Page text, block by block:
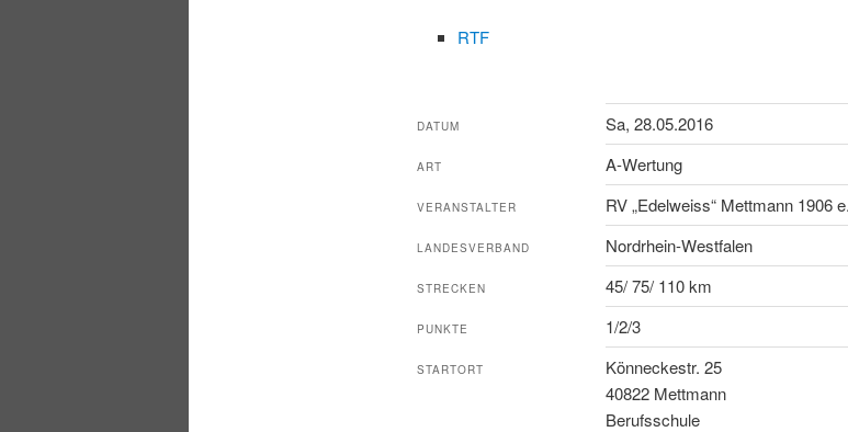
RTF
DATUM Sa, 28.05.2016
ART A-Wertung
VERANSTALTER RV „Edelweiss“ Mettmann 1906
LANDESVERBAND Nordrhein-Westfalen
STRECKEN 45/ 75/ 110 km
PUNKTE 1/2/3
STARTORT
Könneckestr. 25
40822 Mettmann
Berufsschule